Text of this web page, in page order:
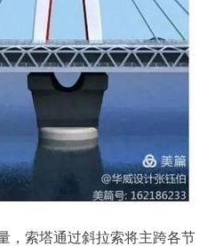
索塔通过斜拉索将主跨各节